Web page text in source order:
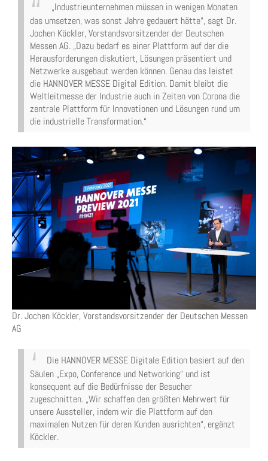
„Industrieunternehmen müssen in wenigen Monaten
das umsetzen, was sonst Jahre gedauert hätte“, sagt Dr.
Jochen Köckler, Vorstandsvorsitzender der Deutschen
Messen AG. „Dazu bedarf es einer Plattform auf der die
Herausforderungen diskutiert, Lösungen präsentiert und
Netzwerke ausgebaut werden können. Genau das leistet
die HANNOVER MESSE Digital Edition. Damit bleibt die
Weltleitmesse der Industrie auch in Zeiten von Corona die
zentrale Plattform für Innovationen und Lösungen rund um
die industrielle Transformation.“
Dr. Jochen Köckler, Vorstandsvorsitzender der Deutschen Messen
AG
Die HANNOVER MESSE Digitale Edition basiert auf den
Säulen „Expo, Conference und Networking“ und ist
konsequent auf die Bedürfnisse der Besucher
zugeschnitten. „Wir schaffen den größten Mehrwert für
unsere Aussteller, indem wir die Plattform auf den
maximalen Nutzen für deren Kunden ausrichten“, ergänzt
Köckler.